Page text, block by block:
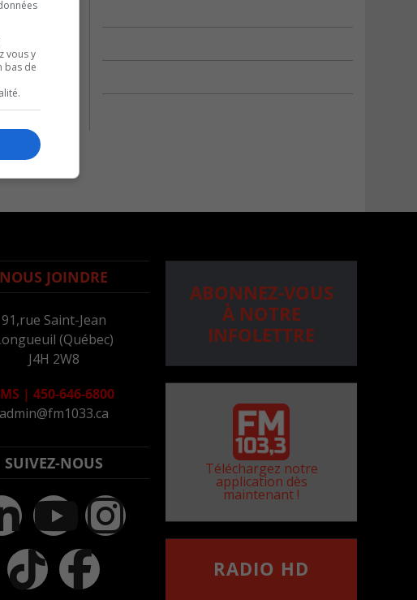
NOUS JOINDRE
91,rue Saint-Jean
(Québec)
J4H 2W8
| 450-646-6800
admin@fm1033.ca
SUIVEZ-NOUS
ABONNEZ-VOUS
À NOTRE
INFOLETTRE
Téléchargez notre
application dès
maintenant !
RADIO HD
vous y
bas de